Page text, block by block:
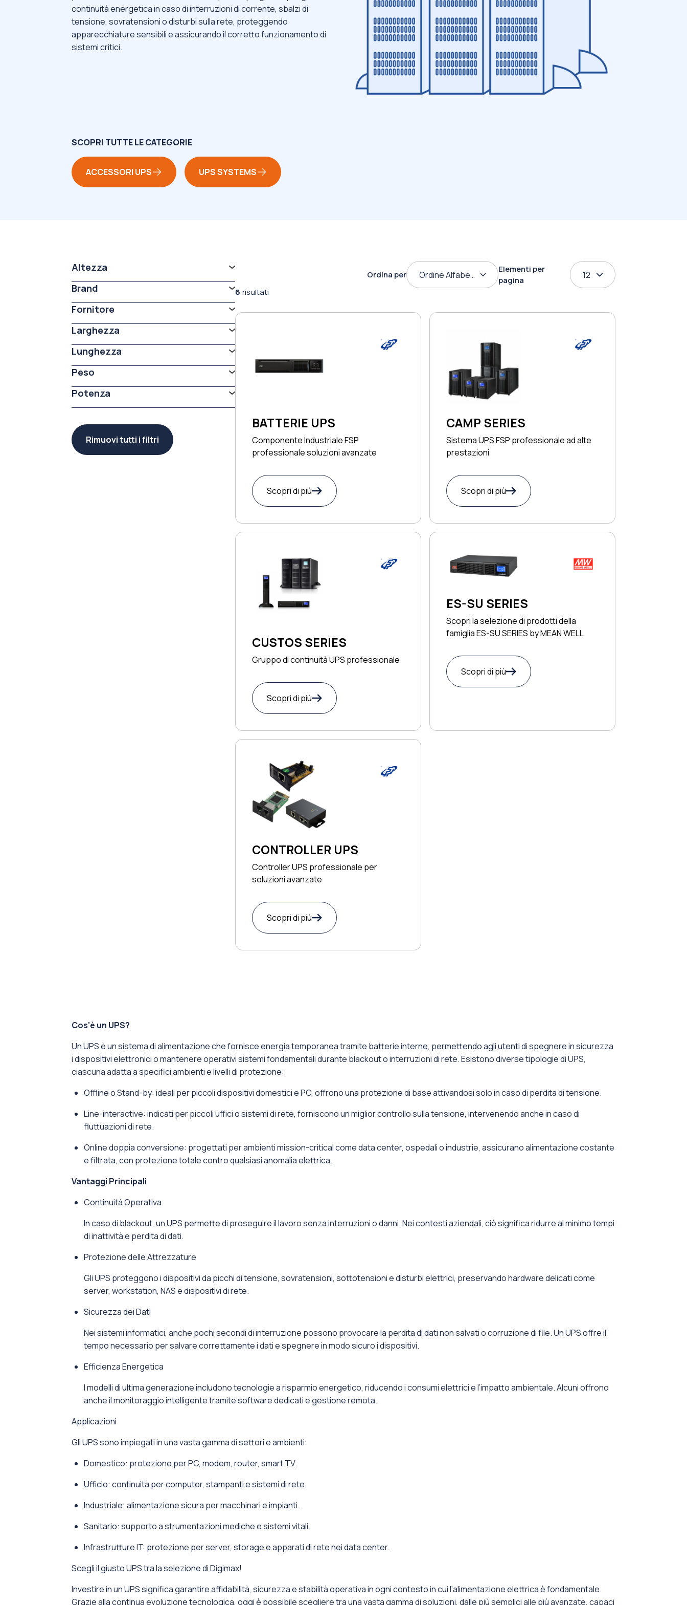
continuità energetica in caso di interruzioni di corrente, sbalzi di
tensione, sovratensioni o disturbi sulla rete, proteggendo
apparecchiature sensibili e assicurando il corretto funzionamento di
sistemi critici.
SCOPRI TUTTE LE CATEGORIE
ACCESSORI UPS UPS SYSTEMS
Altezza
Brand
Fornitore
Larghezza
Lunghezza
Peso
Potenza
Rimuovi tutti i filtri
6 risultati
Ordina per Ordine Alfabetico
Elementi per
pagina
12
BATTERIE UPS
Componente Industriale FSP
professionale soluzioni avanzate
Scopri di più
CAMP SERIES
Sistema UPS FSP professionale ad alte
prestazioni
Scopri di più
CUSTOS SERIES
Gruppo di continuità UPS professionale
Scopri di più
ES-SU SERIES
Scopri la selezione di prodotti della
famiglia ES-SU SERIES by MEAN WELL
Scopri di più
CONTROLLER UPS
Controller UPS professionale per
soluzioni avanzate
Scopri di più
Cos'è un UPS?
Un UPS è un sistema di alimentazione che fornisce energia temporanea tramite batterie interne, permettendo agli utenti di spegnere in sicurezza
i dispositivi elettronici o mantenere operativi sistemi fondamentali durante blackout o interruzioni di rete. Esistono diverse tipologie di UPS,
ciascuna adatta a specifici ambienti e livelli di protezione:
Offline o Stand-by: ideali per piccoli dispositivi domestici e PC, offrono una protezione di base attivandosi solo in caso di perdita di tensione.
Line-interactive: indicati per piccoli uffici o sistemi di rete, forniscono un miglior controllo sulla tensione, intervenendo anche in caso di
fluttuazioni di rete.
Online doppia conversione: progettati per ambienti mission-critical come data center, ospedali o industrie, assicurano alimentazione costante
e filtrata, con protezione totale contro qualsiasi anomalia elettrica.
Vantaggi Principali
Continuità Operativa
In caso di blackout, un UPS permette di proseguire il lavoro senza interruzioni o danni. Nei contesti aziendali, ciò significa ridurre al minimo tempi
di inattività e perdita di dati.
Protezione delle Attrezzature
Gli UPS proteggono i dispositivi da picchi di tensione, sovratensioni, sottotensioni e disturbi elettrici, preservando hardware delicati come
server, workstation, NAS e dispositivi di rete.
Sicurezza dei Dati
Nei sistemi informatici, anche pochi secondi di interruzione possono provocare la perdita di dati non salvati o corruzione di file. Un UPS offre il
tempo necessario per salvare correttamente i dati e spegnere in modo sicuro i dispositivi.
Efficienza Energetica
I modelli di ultima generazione includono tecnologie a risparmio energetico, riducendo i consumi elettrici e l’impatto ambientale. Alcuni offrono
anche il monitoraggio intelligente tramite software dedicati e gestione remota.
Applicazioni
Gli UPS sono impiegati in una vasta gamma di settori e ambienti:
Domestico: protezione per PC, modem, router, smart TV.
Ufficio: continuità per computer, stampanti e sistemi di rete.
Industriale: alimentazione sicura per macchinari e impianti.
Sanitario: supporto a strumentazioni mediche e sistemi vitali.
Infrastrutture IT: protezione per server, storage e apparati di rete nei data center.
Scegli il giusto UPS tra la selezione di Digimax!
Investire in un UPS significa garantire affidabilità, sicurezza e stabilità operativa in ogni contesto in cui l’alimentazione elettrica è fondamentale.
Grazie alla continua evoluzione tecnologica, oggi è possibile scegliere tra una vasta gamma di soluzioni, dalle più semplici alle più avanzate, capaci